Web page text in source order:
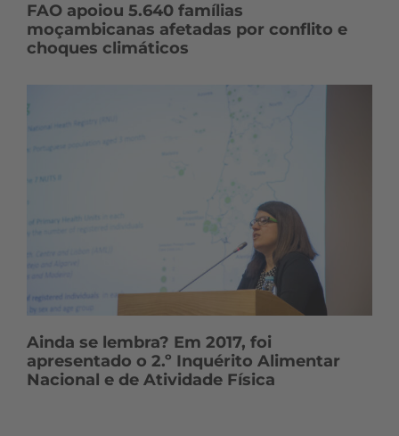
FAO apoiou 5.640 famílias
moçambicanas afetadas por conflito e
choques climáticos
Ainda se lembra? Em 2017, foi
apresentado o 2.º Inquérito Alimentar
Nacional e de Atividade Física